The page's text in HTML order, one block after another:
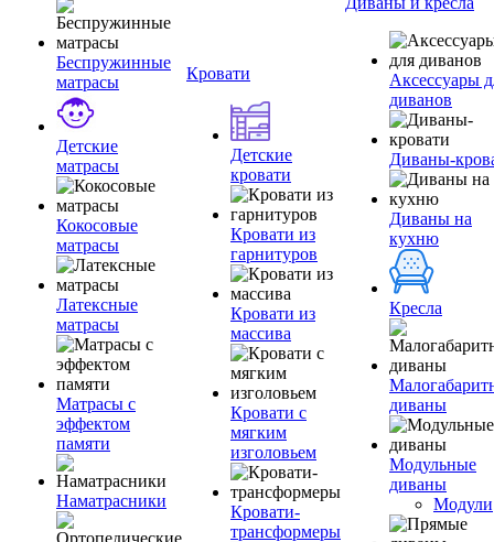
Беспружинные
матрасы
Детские
матрасы
Кокосовые
матрасы
Латексные
матрасы
Матрасы с
эффектом
памяти
Наматрасники
Кровати
Детские
кровати
Кровати из
гарнитуров
Кровати из
массива
Кровати с
мягким
изголовьем
Кровати-
трансформеры
Аксессуары
диванов
Диваны-
Диваны на
кухню
Кресла
диваны
Модульные
диваны
Модули